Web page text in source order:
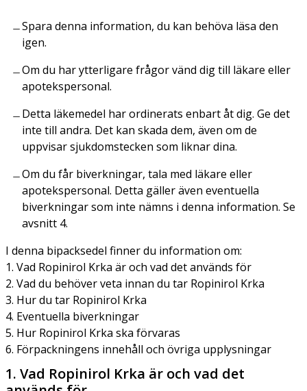
Spara denna information, du kan behöva läsa den
igen.
Om du har ytterligare frågor vänd dig till läkare eller
apotekspersonal.
Detta läkemedel har ordinerats enbart åt dig. Ge det
inte till andra. Det kan skada dem, även om de
uppvisar sjukdomstecken som liknar dina.
Om du får biverkningar, tala med läkare eller
apotekspersonal. Detta gäller även eventuella
biverkningar som inte nämns i denna information. Se
avsnitt 4.
I denna bipacksedel finner du information om:
1. Vad Ropinirol Krka är och vad det används för
2. Vad du behöver veta innan du tar Ropinirol Krka
3. Hur du tar Ropinirol Krka
4. Eventuella biverkningar
5. Hur Ropinirol Krka ska förvaras
6. Förpackningens innehåll och övriga upplysningar
1. Vad Ropinirol Krka är och vad det